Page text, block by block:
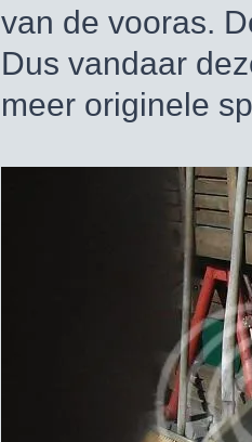
van de vooras.
Dus vandaar
meer originele